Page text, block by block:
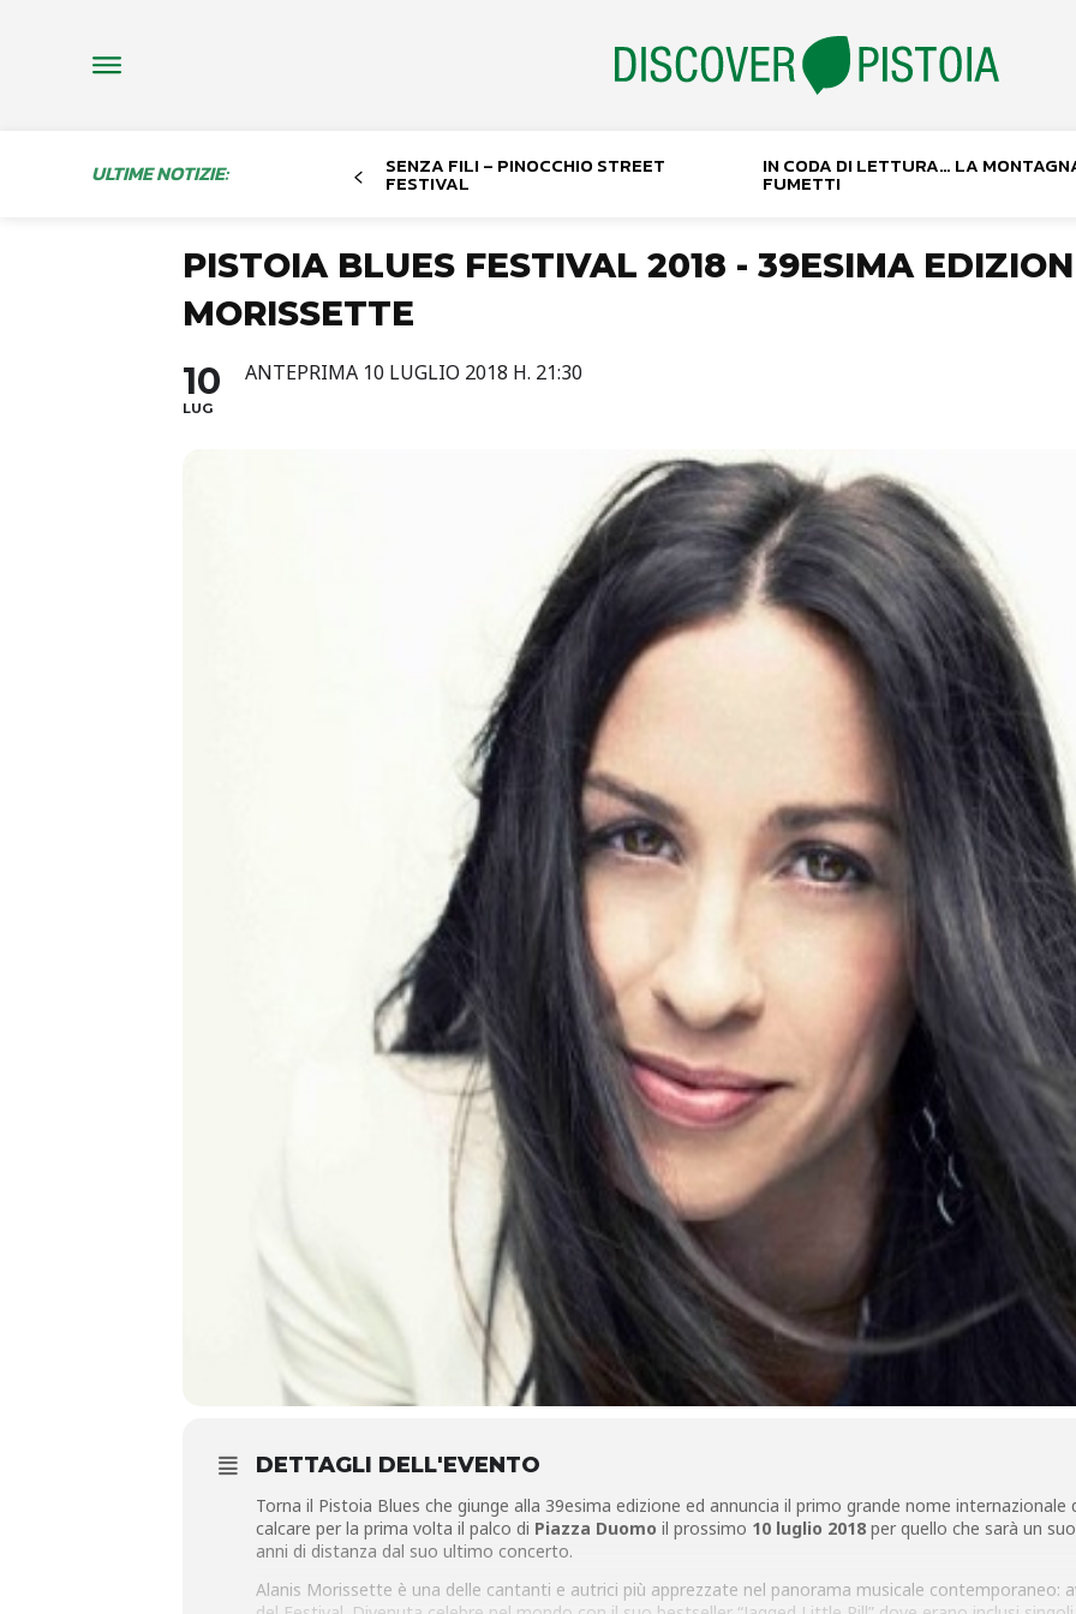
ULTIME NOTIZIE: SENZA FILI – PINOCCHIO STREET
FESTIVAL
IN CODA DI LETTURA… LA
FUMETTI
PISTOIA BLUES FESTIVAL 2018 - 39ESIMA
MORISSETTE
10
LUG
ANTEPRIMA 10 LUGLIO 2018 H. 21:30
DETTAGLI DELL'EVENTO
Torna il Pistoia Blues che giunge alla 39esima edizione ed annuncia il primo grande nome internazionale
calcare per la prima volta il palco di Piazza Duomo il prossimo 10 luglio 2018 per quello che sarà un
anni di distanza dal suo ultimo concerto.
Alanis Morissette è una delle cantanti e autrici più apprezzate nel panorama musicale contemporaneo: